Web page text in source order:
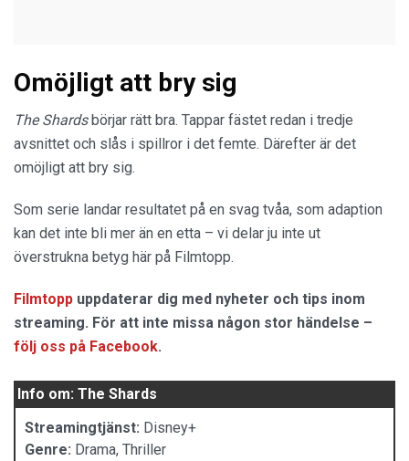
Omöjligt att bry sig
The Shardsbörjar rätt bra. Tappar fästet redan i tredje
avsnittet och slås i spillror i det femte. Därefter är det
omöjligt att bry sig.
Som serie landar resultatet på en svag tvåa, som adaption
kan det inte bli mer än en etta – vi delar ju inte ut
överstrukna betyg här på Filmtopp.
Filmtopp uppdaterar dig med nyheter och tips inom
streaming. För att inte missa någon stor händelse –
följ oss på Facebook.
Info om: The Shards
Streamingtjänst: Disney+
Genre: Drama, Thriller